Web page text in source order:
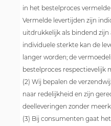
in het bestelproces
Vermelde levertijden zijn
uitdrukkelijk als bindend zijn
individuele sterkte kan de
langer worden; de
bestelproces respectievelijk
(2) Wij bepalen de
naar redelijkheid en zijn
deelleveringen zonder
(3) Bij consumenten gaat